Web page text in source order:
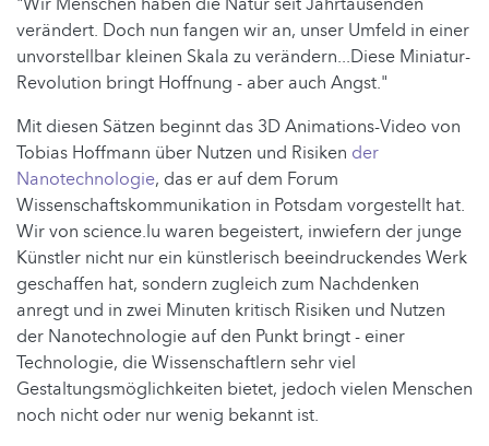
"Wir Menschen haben die Natur seit Jahrtausenden
verändert. Doch nun fangen wir an, unser Umfeld in einer
unvorstellbar kleinen Skala zu verändern...Diese Miniatur-
Revolution bringt Hoffnung - aber auch Angst."
Mit diesen Sätzen beginnt das 3D Animations-Video von
Tobias Hoffmann über Nutzen und Risiken der
Nanotechnologie, das er auf dem Forum
Wissenschaftskommunikation in Potsdam vorgestellt hat.
Wir von science.lu waren begeistert, inwiefern der junge
Künstler nicht nur ein künstlerisch beeindruckendes Werk
geschaffen hat, sondern zugleich zum Nachdenken
anregt und in zwei Minuten kritisch Risiken und Nutzen
der Nanotechnologie auf den Punkt bringt - einer
Technologie, die Wissenschaftlern sehr viel
Gestaltungsmöglichkeiten bietet, jedoch vielen Menschen
noch nicht oder nur wenig bekannt ist.